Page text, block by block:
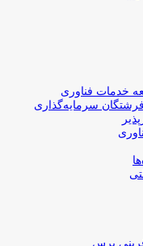
خدمات فناوری
سرمایه‌گذاری
پرس